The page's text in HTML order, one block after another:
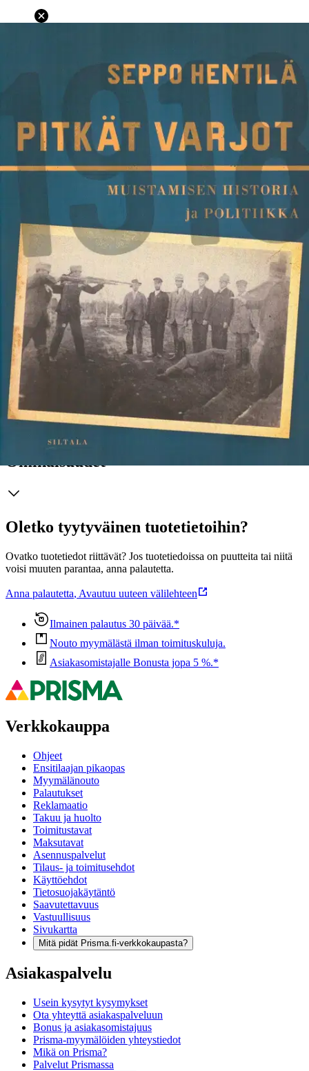
Suomen itsenäisyysjulistuksesta ei ollut ehtinyt kulua täyttä kahta
kuukautta, kun Suomessa syttyi sisällissota, josta tuli yksi Euroopan
historian verisimpiä. Vuodet eivät ole veljeksiä -sanonta sopii tähän
paremmin kuin hyvin: vuosi 1917 oli ”hyvis” ja 1918 ”pahis”.
Vuotta 1917 on voitu muistaa Suomi 100 -teeman mukaisesti
Muttamiten muistaa vuotta 1918? "Yhdessä" vai vielä
"erikseen"? Sisällissota ei jättänyt jälkeensä vain kuolemaa ja
katkeria muistoja, vaan se muovasi Suomesta uudenlaisen maan.
Ilman punakapinaa ja sisällissotaa ei olisi tullut saksalaissuuntausta
eikä kuningasseikkailua, suojeluskuntia eikä lapuanliikettä, ei
oikeistodiktatuurin partaallahorjuvaa valkoista Suomea. Siksi on
melkoinen ihme, että Suomi säilyi 1930-luvulla sittenkin
parlamentaarisena demokratiana. Tässä kirjassa seurataan
sisällissodan aiheuttamia jälkijäristyksiä niin pitkälle kuin niitä riittää.
Ne ovat muovanneet Suomea ja sen poliittista kulttuuria syvemmältä
ja pitempään kuin mikään muu kansallisen historiamme yhteinen
kokemus. Vuoden 1918 muistamista (ja unohtamista),
historiantulkintojen vääntämistä ja kääntämistä mieleisiksi on
käytetty politiikan välineinä niin oikealla kuin vasemmallakin koko
itsenäisyyden ajan.
Näytä lisää tuotekuvausta
Ominaisuudet
Oletko tyytyväinen tuotetietoihin?
Ovatko tuotetiedot riittävät? Jos tuotetiedoissa on puutteita tai niitä
voisi muuten parantaa, anna palautetta.
Anna palautetta, Avautuu uuteen välilehteen
Ilmainen palautus 30 päivää.*
Nouto myymälästä ilman toimituskuluja.
Asiakasomistajalle Bonusta jopa 5 %.*
Verkkokauppa
Ohjeet
Ensitilaajan pikaopas
Myymälänouto
Palautukset
Reklamaatio
Takuu ja huolto
Toimitustavat
Maksutavat
Asennuspalvelut
Tilaus- ja toimitusehdot
Käyttöehdot
Tietosuojakäytäntö
Saavutettavuus
Vastuullisuus
Sivukartta
Mitä pidät Prisma.fi-verkkokaupasta?
Asiakaspalvelu
Usein kysytyt kysymykset
Ota yhteyttä asiakaspalveluun
Bonus ja asiakasomistajuus
Prisma-myymälöiden yhteystiedot
Mikä on Prisma?
Palvelut Prismassa